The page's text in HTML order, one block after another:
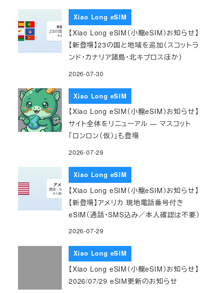
Xiao Long eSIM
【Xiao Long eSIM（小龍eSIM）お知らせ】
【新登場】23の国と地域を追加（スコットラ
ンド・カナリア諸島・北キプロスほか）
2026-07-30
Xiao Long eSIM
【Xiao Long eSIM（小龍eSIM）お知らせ】
サイト全体をリニューアル — マスコット
「ロンロン（仮）」も登場
2026-07-29
Xiao Long eSIM
【Xiao Long eSIM（小龍eSIM）お知らせ】
【新登場】アメリカ 現地電話番号付き
eSIM（通話・SMS込み／本人確認は不要）
2026-07-29
Xiao Long eSIM
【Xiao Long eSIM（小龍eSIM）お知らせ】
2026/07/29 eSIM更新のお知らせ